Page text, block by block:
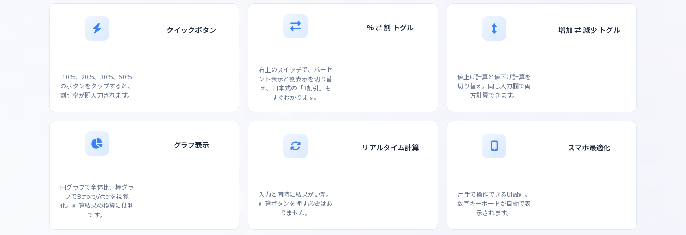
クイックボタン
10%、20%、30%、50%
のボタンをタップすると、
割引率が即入力されます。
% ⇄ 割 トグル
右上のスイッチで、パーセ
ント表示と割表示を切り替
え。日本式の「3割引」も
すぐわかります。
増加 ⇄ 減少 トグル
値上げ計算と値下げ計算を
切り替え。同じ入力欄で両
方計算できます。
グラフ表示
円グラフで全体比、棒グラ
フでBefore/Afterを視覚
化。計算結果の検算に便利
です。
リアルタイム計算
入力と同時に結果が更新。
計算ボタンを押す必要はあ
りません。
スマホ最適化
片手で操作できるUI設計。
数字キーボードが自動で表
示されます。